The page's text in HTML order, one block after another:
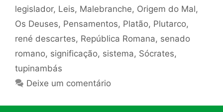
legislador, Leis, Malebranche, Origem do Mal,
Os Deuses, Pensamentos, Platão, Plutarco,
rené descartes, República Romana, senado
romano, significação, sistema, Sócrates,
tupinambás
Deixe um comentário